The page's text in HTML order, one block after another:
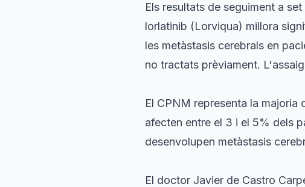
Els resultats de seguiment a
lorlatinib (Lorviqua) millora
les metàstasis cerebrals en
no tractats prèviament.
El CPNM representa la
afecten entre el 3 i el 5% dels
desenvolupen metàstasis
El doctor Javier de Castro